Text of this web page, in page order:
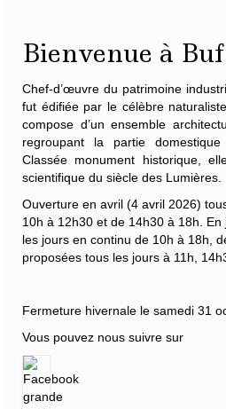
Bienvenue à
Chef-d’œuvre du patrimoine
fut édifiée par le célèbre
compose d’un ensemble
regroupant la partie
Classée monument historique,
scientifique du siècle des Lumières.
Ouverture en avril (4 avril 2026)
10h à 12h30 et de 14h30 à 18h.
les jours en continu de 10h à 18h,
proposées tous les jours à 11h,
Fermeture hivernale le samedi 31
Vous pouvez nous suivre sur